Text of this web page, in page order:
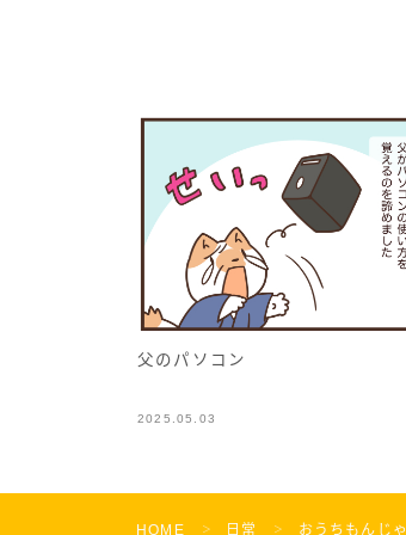
父のパソコン
2025.05.03
HOME ＞ 日常 ＞ おうちもんじゃ